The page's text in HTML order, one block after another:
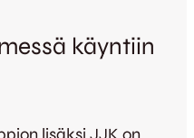
käyntiin